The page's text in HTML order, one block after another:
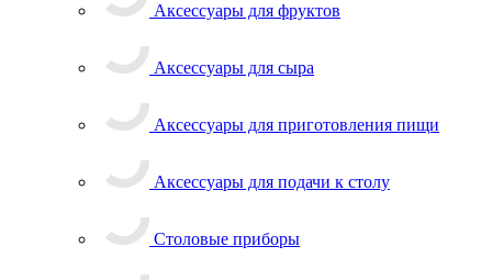
Аксессуары для фруктов
Аксессуары для сыра
Аксессуары для приготовления пищи
Аксессуары для подачи к столу
Столовые приборы